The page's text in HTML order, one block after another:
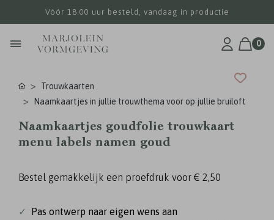
Vóór 18.00 uur besteld, vandaag in productie
0
Trouwkaarten
Naamkaartjes in jullie trouwthema voor op jullie bruiloft
Naamkaartjes goudfolie trouwkaart
menu labels namen goud
Bestel gemakkelijk een proefdruk voor € 2,50
✓
Pas ontwerp naar eigen wens aan